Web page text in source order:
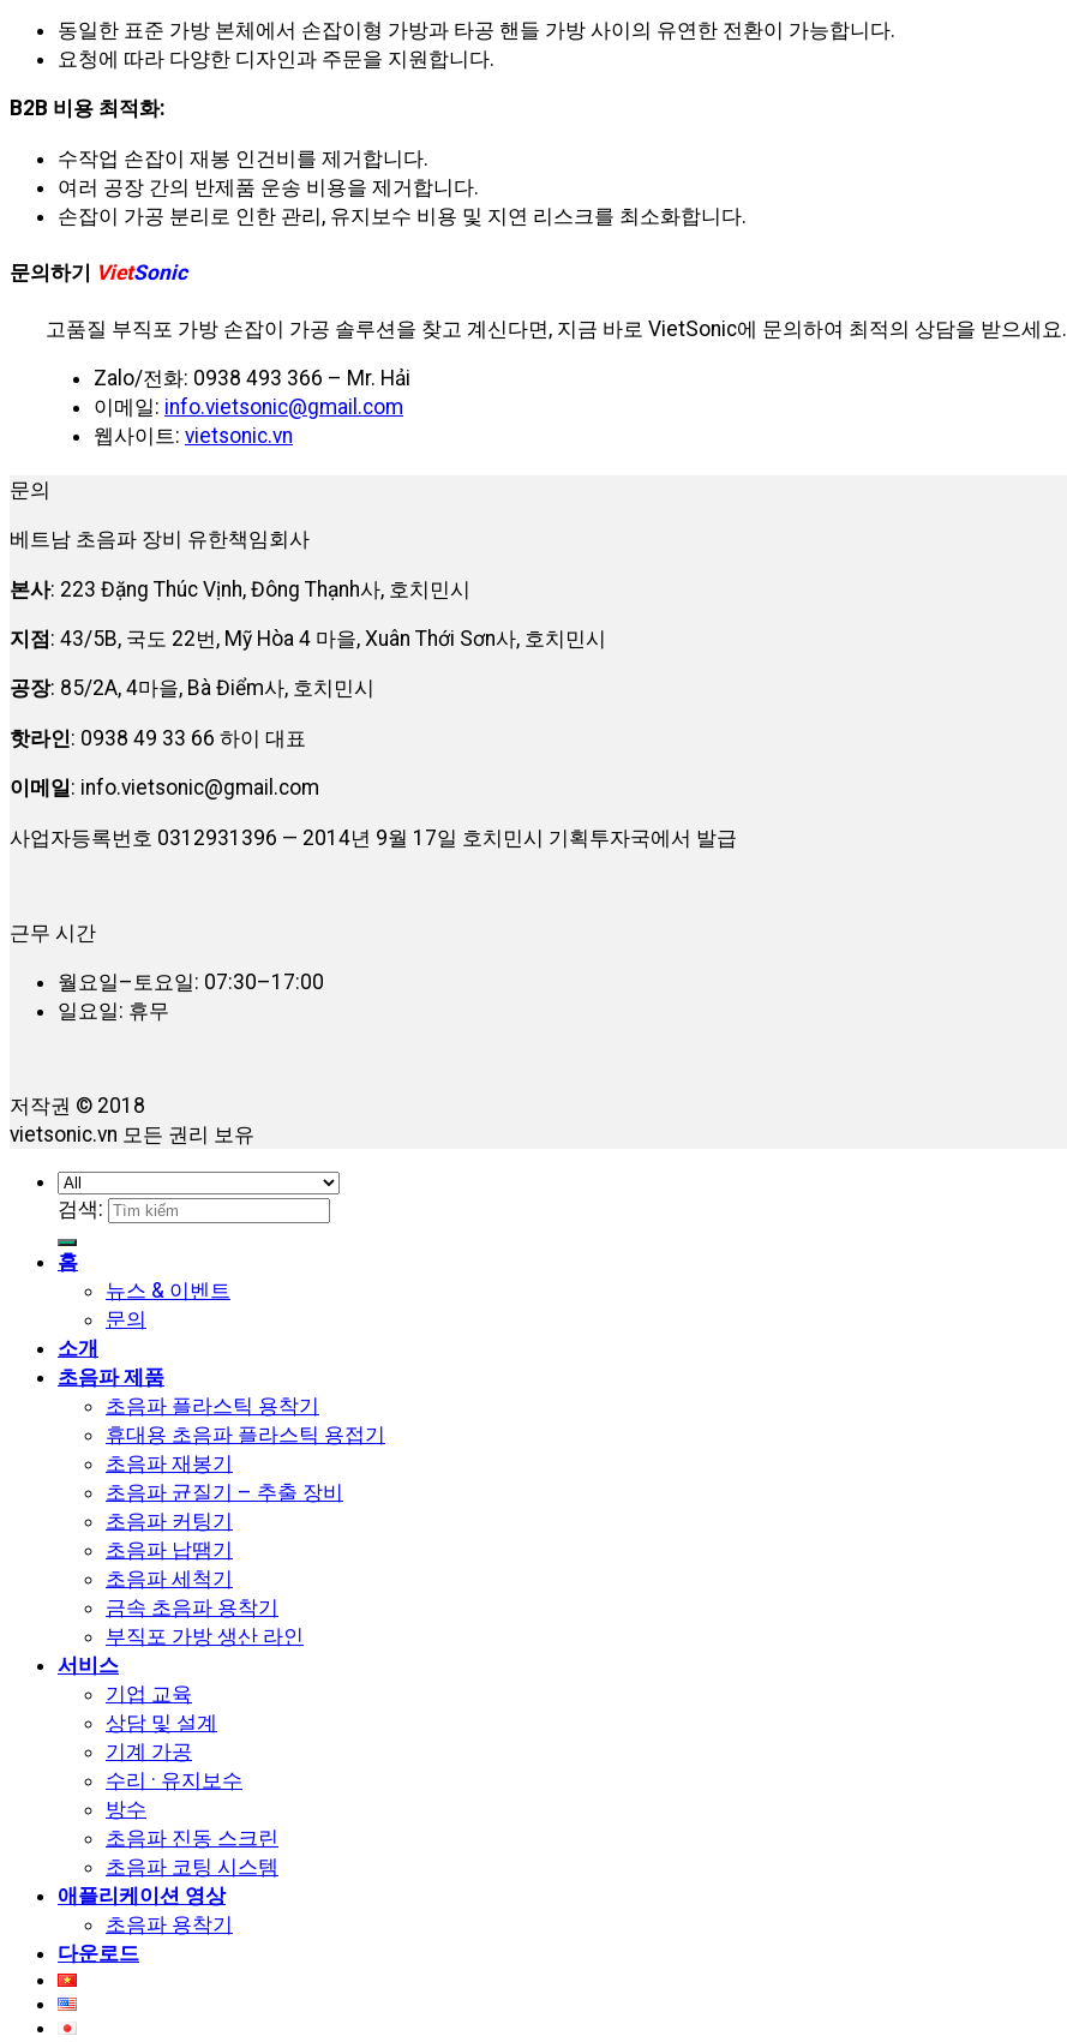
동일한 표준 가방 본체에서 손잡이형 가방과 타공 핸들 가방 사이의 유연한 전환이 가능합니다.
요청에 따라 다양한 디자인과 주문을 지원합니다.
B2B 비용 최적화:
수작업 손잡이 재봉 인건비를 제거합니다.
여러 공장 간의 반제품 운송 비용을 제거합니다.
손잡이 가공 분리로 인한 관리, 유지보수 비용 및 지연 리스크를 최소화합니다.
문의하기 VietSonic
고품질 부직포 가방 손잡이 가공 솔루션을 찾고 계신다면, 지금 바로 VietSonic에 문의하여 최적의 상담을 받으세요.
Zalo/전화: 0938 493 366 – Mr. Hải
이메일: info.vietsonic@gmail.com
웹사이트: vietsonic.vn
문의
베트남 초음파 장비 유한책임회사
본사: 223 Đặng Thúc Vịnh, Đông Thạnh사, 호치민시
지점 : 43/5B, 국도 22번, Mỹ Hòa 4 마을, Xuân Thới Sơn사, 호치민시
공장: 85/2A, 4마을, Bà Điểm사, 호치민시
핫라인: 0938 49 33 66 하이 대표
이메일: info.vietsonic@gmail.com
사업자등록번호 0312931396 — 2014년 9월 17일 호치민시 기획투자국에서 발급
근무 시간
월요일–토요일: 07:30–17:00
일요일: 휴무
저작권 © 2018
vietsonic.vn 모든 권리 보유
검색:
홈
뉴스 & 이벤트
문의
소개
초음파 제품
초음파 플라스틱 용착기
휴대용 초음파 플라스틱 용접기
초음파 재봉기
초음파 균질기 – 추출 장비
초음파 커팅기
초음파 납땜기
초음파 세척기
금속 초음파 용착기
부직포 가방 생산 라인
서비스
기업 교육
상담 및 설계
기계 가공
수리 · 유지보수
방수
초음파 진동 스크린
초음파 코팅 시스템
애플리케이션 영상
초음파 용착기
다운로드